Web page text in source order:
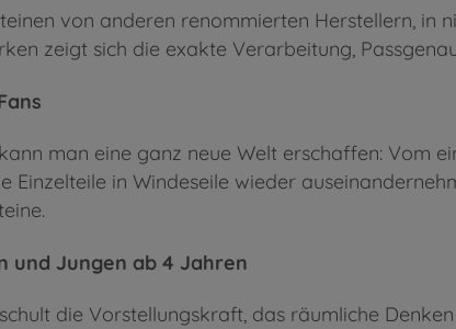
von anderen renommierten Herstellern, in
zeigt sich die exakte Verarbeitung,
man eine ganz neue Welt erschaffen: Vom
Einzelteile in Windeseile wieder
und Jungen ab 4 Jahren
die Vorstellungskraft, das räumliche